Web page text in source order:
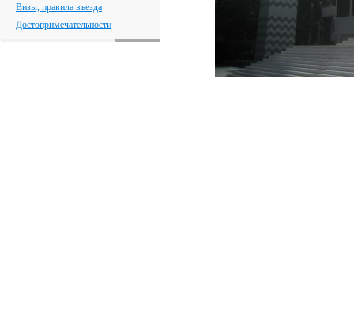
Визы, правила въезда
Достопримечательности